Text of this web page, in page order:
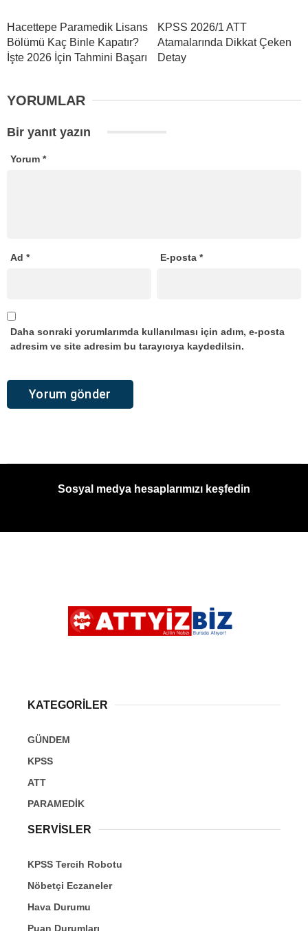
Hacettepe Paramedik Lisans
Bölümü Kaç Binle Kapatır?
İşte 2026 İçin Tahmini Başarı
KPSS 2026/1 ATT
Atamalarında Dikkat Çeken
Detay
YORUMLAR
Bir yanıt yazın
Yorum *
Ad * E-posta*
Daha sonraki yorumlarımda kullanılması için adım, e-posta
adresim ve site adresim bu tarayıcıya kaydedilsin.
Sosyal medya hesaplarımızı keşfedin
KATEGORİLER
GÜNDEM
KPSS
ATT
PARAMEDİK
SERVİSLER
KPSS Tercih Robotu
Nöbetçi Eczaneler
Hava Durumu
Puan Durumları